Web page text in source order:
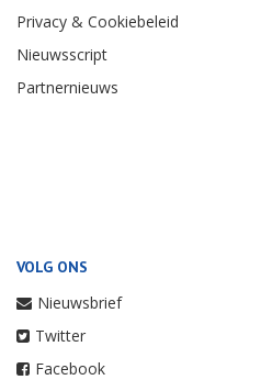
Privacy & Cookiebeleid
Nieuwsscript
Partnernieuws
VOLG ONS
Nieuwsbrief
Twitter
Facebook